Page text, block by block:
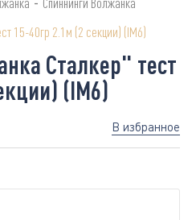
15-40гр 2.1м (2 секции) (IM6)
Сталкер" тест
(IM6)
В избранное